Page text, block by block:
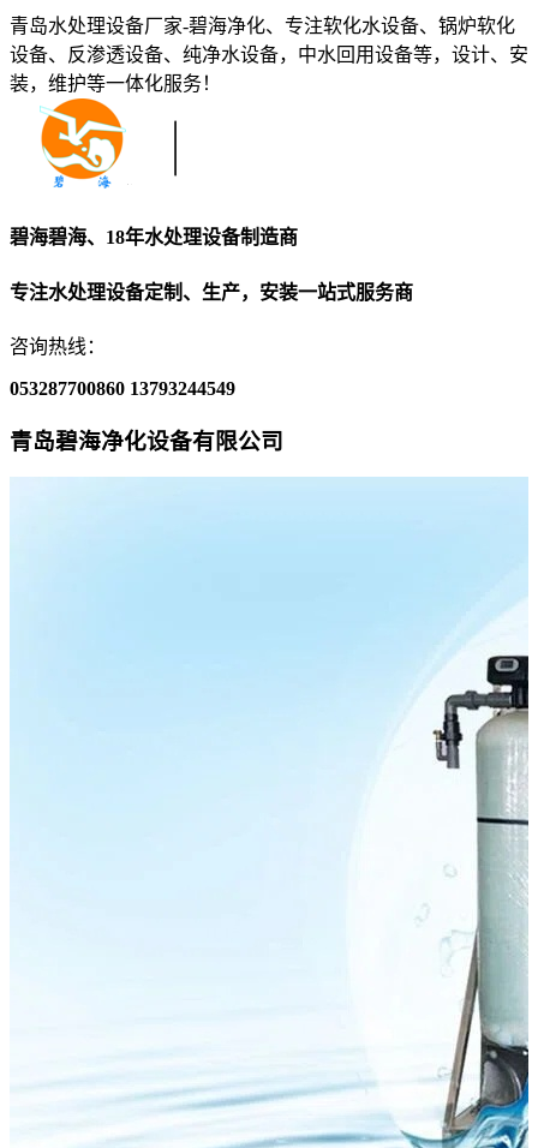
青岛水处理设备厂家-碧海净化、专注软化水设备、锅炉软化
设备、反渗透设备、纯净水设备，中水回用设备等，设计、安
装，维护等一体化服务！
碧海碧海、18年水处理设备制造商
专注水处理设备定制、生产，安装一站式服务商
咨询热线：
053287700860 13793244549
青岛碧海净化设备有限公司